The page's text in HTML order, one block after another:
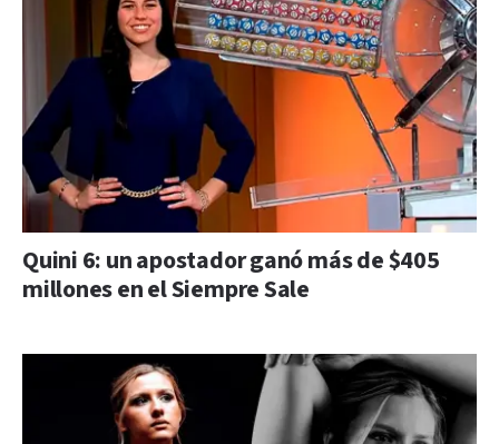
Quini 6: un apostador ganó más de $405
millones en el Siempre Sale